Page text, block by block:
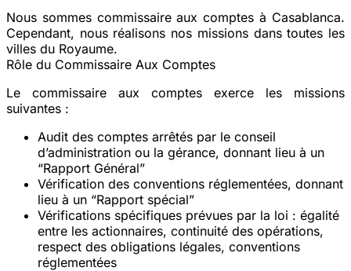
Nous sommes commissaire aux comptes à Casablanca.
Cependant, nous réalisons nos missions dans toutes les
villes du Royaume.
Rôle du Commissaire Aux Comptes
Le commissaire aux comptes exerce les missions
suivantes :
Audit des comptes arrêtés par le conseil
d’administration ou la gérance, donnant lieu à un
“Rapport Général”
Vérification des conventions réglementées, donnant
lieu à un “Rapport spécial”
Vérifications spécifiques prévues par la loi : égalité
entre les actionnaires, continuité des opérations,
respect des obligations légales, conventions
réglementées